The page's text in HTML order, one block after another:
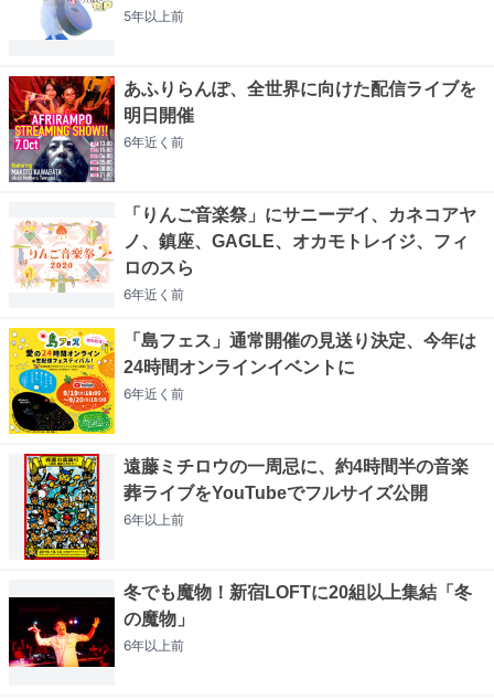
5年以上前
あふりらんぽ、全世界に向けた配信ライブを
明日開催
6年近く 前
「りんご音楽祭」にサニーデイ、カネコアヤ
ノ、鎮座、GAGLE、オカモトレイジ、フィ
ロのスら
6年近く 前
「島フェス」通常開催の見送り決定、今年は
24時間オンラインイベントに
6年近く 前
遠藤ミチロウの一周忌に、約4時間半の音楽
葬ライブをYouTubeでフルサイズ公開
6年以上前
冬でも魔物！新宿LOFTに20組以上集結「冬
の魔物」
6年以上前